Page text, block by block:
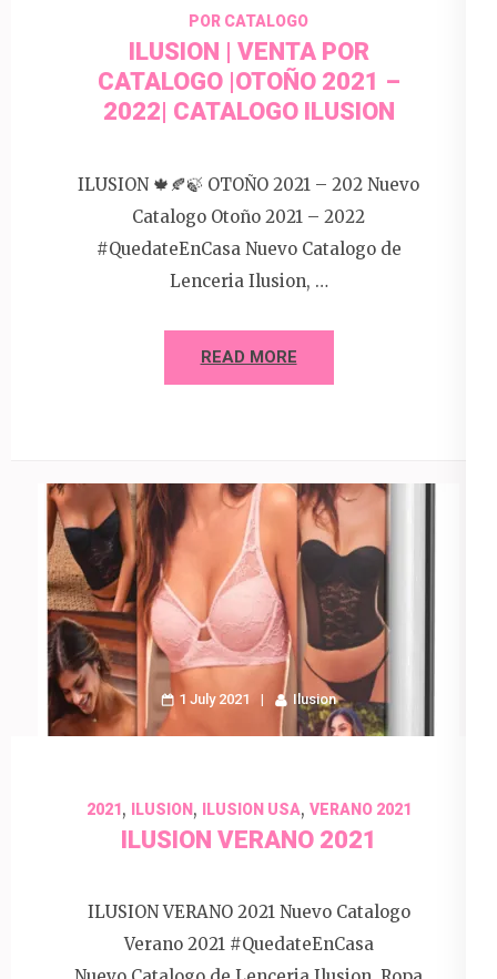
POR CATALOGO
ILUSION | VENTA POR
CATALOGO |OTOÑO 2021 –
2022| CATALOGO ILUSION
ILUSION 🍁🍂🍃 OTOÑO 2021 – 202 Nuevo
Catalogo Otoño 2021 – 2022
#QuedateEnCasa Nuevo Catalogo de
Lenceria Ilusion, …
READ MORE
1 July 2021 Ilusion
2021, ILUSION, ILUSION USA, VERANO 2021
ILUSION VERANO 2021
ILUSION VERANO 2021 Nuevo Catalogo
Verano 2021 #QuedateEnCasa